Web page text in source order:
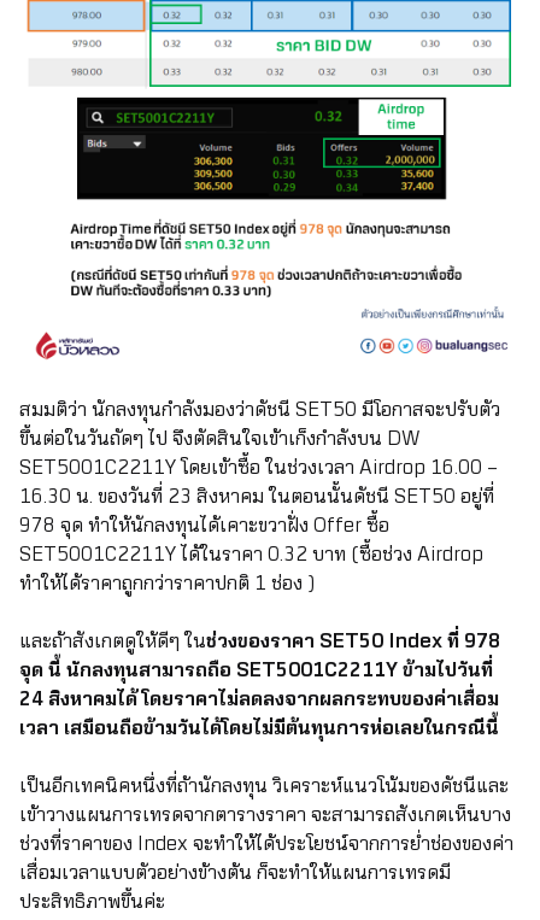
สมมติว่า นักลงทุนกำลังมองว่าดัชนี SET50 มีโอกาสจะปรับตัว
ขึ้นต่อในวันถัดๆ ไป จึงตัดสินใจเข้าเก็งกำลังบน DW
SET5001C2211Yโดยเข้าซื้อ ในช่วงเวลา Airdrop 16.00 –
16.30 น. ของวันที่ 23 สิงหาคม ในตอนนั้นดัชนี SET50 อยู่ที่
978 จุด ทำให้นักลงทุนได้เคาะขวาฝั่ง Offer ซื้อ
SET5001C2211Yได้ในราคา 0.32 บาท (ซื้อช่วง Airdrop
ทำให้ได้ราคาถูกกว่าราคาปกติ 1 ช่อง )
และถ้าสังเกตดูให้ดีๆ ในช่วงของราคา SET50 Index ที่ 978
จุด นี้ นักลงทุนสามารถถือ SET5001C2211Y ข้ามไปวันที่
24 สิงหาคมได้ โดยราคาไม่ลดลงจากผลกระทบของค่าเสื่อม
เวลา เสมือนถือข้ามวันได้โดยไม่มีต้นทุนการห่อเลยในกรณีนี้
เป็นอีกเทคนิคหนึ่งที่ถ้านักลงทุน วิเคราะห์แนวโน้มของดัชนีและ
เข้าวางแผนการเทรดจากตารางราคา จะสามารถสังเกตเห็นบาง
ช่วงที่ราคาของ Index จะทำให้ได้ประโยชน์จากการย่ำช่องของค่า
เสื่อมเวลาแบบตัวอย่างข้างต้น ก็จะทำให้แผนการเทรดมี
ประสิทธิภาพขึ้นค่ะ